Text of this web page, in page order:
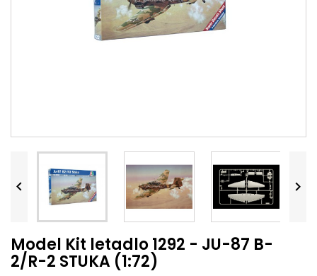
 
Model Kit letadlo 1292 - JU-87 B-
2/R-2 STUKA (1:72)